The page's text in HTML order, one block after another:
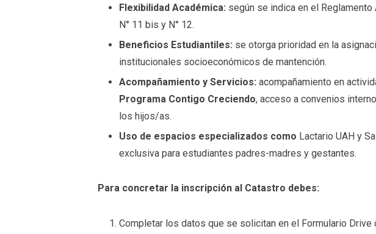
Flexibilidad Académica: según se indica en el
N° 11 bis y N° 12.
Beneficios Estudiantiles: se otorga prioridad en la
institucionales socioeconómicos de mantención.
Acompañamiento y Servicios: acompañamiento en
Programa Contigo Creciendo, acceso a convenios
los hijos/as.
Uso de espacios especializados como Lactario UAH y
exclusiva para estudiantes padres-madres y gestantes.
Para concretar la inscripción al Catastro debes:
Completar los datos que se solicitan en el Formulario